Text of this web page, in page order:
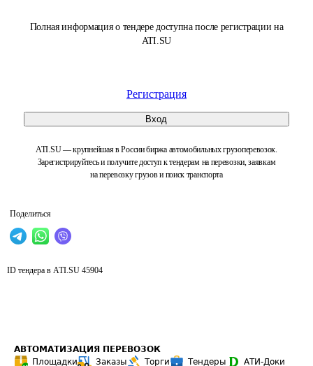
Полная информация о тендере доступна после регистрации на
ATI.SU
Регистрация
Вход
ATI.SU — крупнейшая в России биржа автомобильных грузоперевозок.
Зарегистрируйтесь и получите доступ к тендерам на перевозки, заявкам
на перевозку грузов и поиск транспорта
Поделиться
ID тендера в ATI.SU 45904
АВТОМАТИЗАЦИЯ ПЕРЕВОЗОК
Площадки
Заказы Торги Тендеры
АТИ-Доки